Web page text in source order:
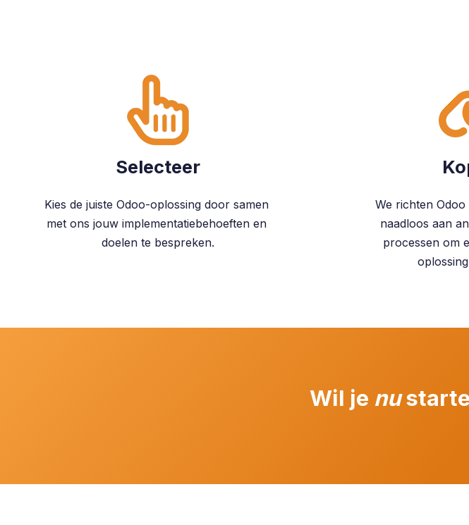
Selecteer
Kies de juiste Odoo-oplossing door samen
met ons jouw implementatiebehoeften en
doelen te bespreken.
We richten
naadloos aan
processen om
Wil je nu